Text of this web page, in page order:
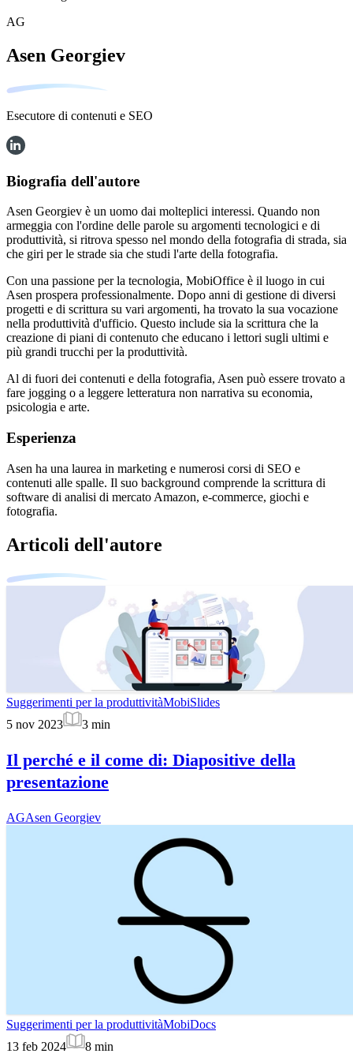
AG
Asen Georgiev
Esecutore di contenuti e SEO
Biografia dell'autore
Asen Georgiev è un uomo dai molteplici interessi. Quando non
armeggia con l'ordine delle parole su argomenti tecnologici e di
produttività, si ritrova spesso nel mondo della fotografia di strada, sia
che giri per le strade sia che studi l'arte della fotografia.
Con una passione per la tecnologia, MobiOffice è il luogo in cui
Asen prospera professionalmente. Dopo anni di gestione di diversi
progetti e di scrittura su vari argomenti, ha trovato la sua vocazione
nella produttività d'ufficio. Questo include sia la scrittura che la
creazione di piani di contenuto che educano i lettori sugli ultimi e
più grandi trucchi per la produttività.
Al di fuori dei contenuti e della fotografia, Asen può essere trovato a
fare jogging o a leggere letteratura non narrativa su economia,
psicologia e arte.
Esperienza
Asen ha una laurea in marketing e numerosi corsi di SEO e
contenuti alle spalle. Il suo background comprende la scrittura di
software di analisi di mercato Amazon, e-commerce, giochi e
fotografia.
Articoli dell'autore
Suggerimenti per la produttivitàMobiSlides
5 nov 2023
3 min
Il perché e il come di: Diapositive della
presentazione
AGAsen Georgiev
Suggerimenti per la produttivitàMobiDocs
13 feb 2024
8 min